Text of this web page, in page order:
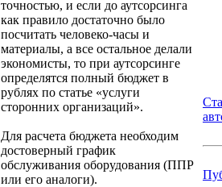
точностью, и если до аутсорсинга
как правило достаточно было
посчитать человеко-часы и
материалы, а все остальное делали
экономисты, то при аутсорсинге
определятся полный бюджет в
рублях по статье «услуги
сторонних организаций».
Для расчета бюджета необходим
достоверный график
обслуживания оборудования (ППР
или его аналоги).